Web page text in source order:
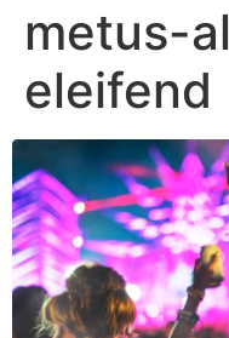
metus-
eleifend